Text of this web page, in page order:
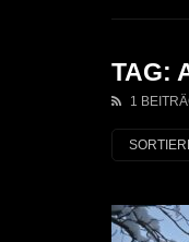
TAG:
1